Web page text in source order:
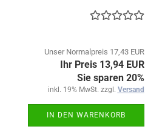
Unser Normalpreis 17,43 EUR
Ihr Preis 13,94 EUR
Sie sparen 20%
inkl. 19% MwSt. zzgl. Versand
IN DEN WARENKORB